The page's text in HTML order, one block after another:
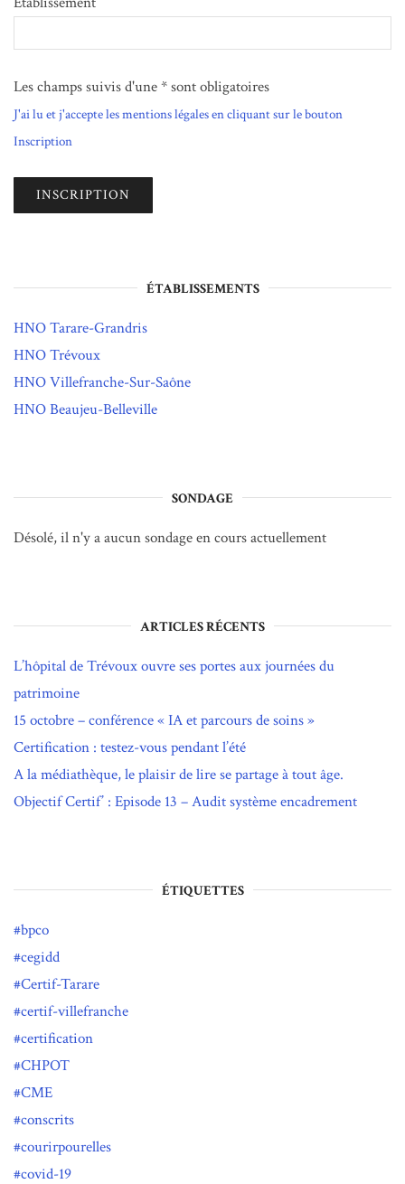
Les champs suivis d'une * sont obligatoires
J'ai lu et j'accepte les mentions légales en cliquant sur le bouton
Inscription
ÉTABLISSEMENTS
HNO Tarare-Grandris
HNO Trévoux
HNO Villefranche-Sur-Saône
HNO Beaujeu-Belleville
SONDAGE
Désolé, il n'y a aucun sondage en cours actuellement
ARTICLES RÉCENTS
L’hôpital de Trévoux ouvre ses portes aux journées du
patrimoine
15 octobre – conférence « IA et parcours de soins »
Certification : testez-vous pendant l’été
A la médiathèque, le plaisir de lire se partage à tout âge.
Objectif Certif’ : Episode 13 – Audit système encadrement
ÉTIQUETTES
bpco
cegidd
Certif-Tarare
certif-villefranche
certification
CHPOT
CME
conscrits
courirpourelles
covid-19